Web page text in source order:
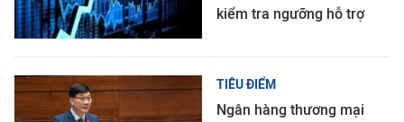
kiểm tra ngưỡng hỗ trợ
TIÊU ĐIỂM
Ngân hàng thương mại